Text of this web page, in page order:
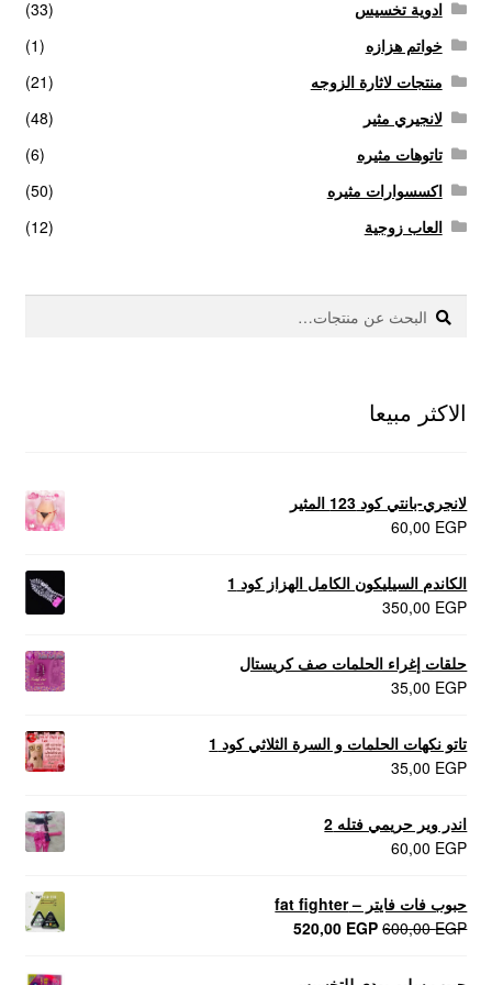
ادوية تخسيس
(33)
خواتم هزازه
(1)
منتجات لاثارة الزوجه
(21)
لانجيري مثير
(48)
تاتوهات مثيره
(6)
اكسسوارات مثيره
(50)
العاب زوجية
(12)
البحث
عن:
بحث
الاكثر مبيعا
لانجري-بانتي كود 123 المثير
60,00 EGP
الكاندم السيليكون الكامل الهزاز كود 1
350,00 EGP
حلقات إغراء الحلمات صف كريستال
35,00 EGP
تاتو نكهات الحلمات و السرة الثلاثي كود 1
35,00 EGP
اندر وير حريمي فتله 2
60,00 EGP
حبوب فات فايتر – fat fighter
600,00EGP
السعر520,00 EGP
السعر